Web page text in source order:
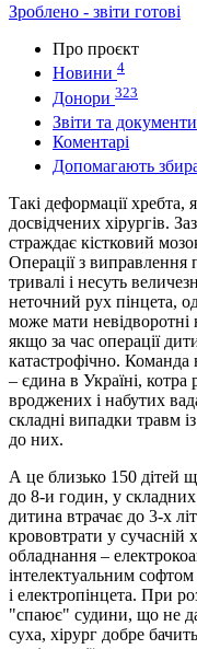
Зроблено - звіти готові
Про проєкт
Новини 4
Донори 323
Звіти та документи
Коментарі
Допомагають
Такі деформації
досвідчених хірургів.
страждає кістковий
Операції з виправлення
тривалі і несуть
неточний рух пінцета,
може мати невідворотні
якщо за час операції
катастрофічно.
– єдина в Україні,
вроджених і набутих
складні випадки травм
до них.
А це близько 150 дітей
до 8-и годин, у
дитина втрачає до 3-х
крововтрати у сучасній
обладнання –
інтелектуальним
і електропінцета. При
"спаює" судини, що не
суха, хірург добре